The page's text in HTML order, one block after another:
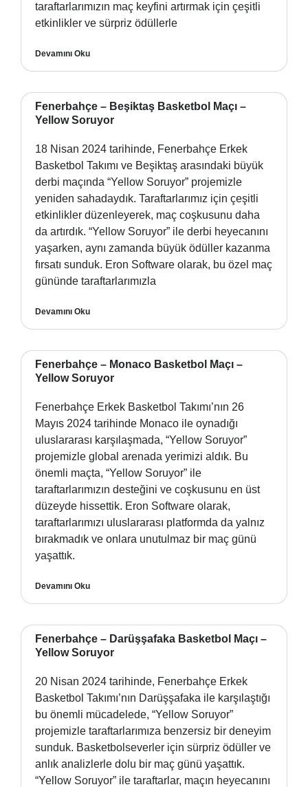
taraftarlarımızın maç keyfini artırmak için çeşitli
etkinlikler ve sürpriz ödüllerle
Devamını Oku
Fenerbahçe – Beşiktaş Basketbol Maçı –
Yellow Soruyor
18 Nisan 2024 tarihinde, Fenerbahçe Erkek
Basketbol Takımı ve Beşiktaş arasındaki büyük
derbi maçında “Yellow Soruyor” projemizle
yeniden sahadaydık. Taraftarlarımız için çeşitli
etkinlikler düzenleyerek, maç coşkusunu daha
da artırdık. “Yellow Soruyor” ile derbi heyecanını
yaşarken, aynı zamanda büyük ödüller kazanma
fırsatı sunduk. Eron Software olarak, bu özel maç
gününde taraftarlarımızla
Devamını Oku
Fenerbahçe – Monaco Basketbol Maçı –
Yellow Soruyor
Fenerbahçe Erkek Basketbol Takımı’nın 26
Mayıs 2024 tarihinde Monaco ile oynadığı
uluslararası karşılaşmada, “Yellow Soruyor”
projemizle global arenada yerimizi aldık. Bu
önemli maçta, “Yellow Soruyor” ile
taraftarlarımızın desteğini ve coşkusunu en üst
düzeyde hissettik. Eron Software olarak,
taraftarlarımızı uluslararası platformda da yalnız
bırakmadık ve onlara unutulmaz bir maç günü
yaşattık.
Devamını Oku
Fenerbahçe – Darüşşafaka Basketbol Maçı –
Yellow Soruyor
20 Nisan 2024 tarihinde, Fenerbahçe Erkek
Basketbol Takımı’nın Darüşşafaka ile karşılaştığı
bu önemli mücadelede, “Yellow Soruyor”
projemizle taraftarlarımıza benzersiz bir deneyim
sunduk. Basketbolseverler için sürpriz ödüller ve
anlık analizlerle dolu bir maç günü yaşattık.
“Yellow Soruyor” ile taraftarlar, maçın heyecanını